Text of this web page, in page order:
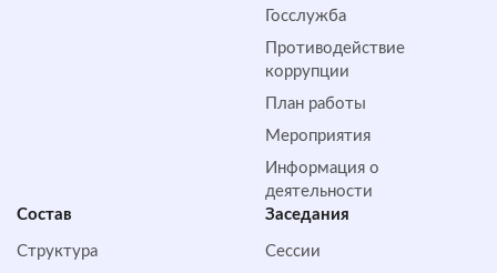
Госслужба
Противодействие
коррупции
План работы
Мероприятия
Информация о
деятельности
Состав
Структура
Заседания
Сессии